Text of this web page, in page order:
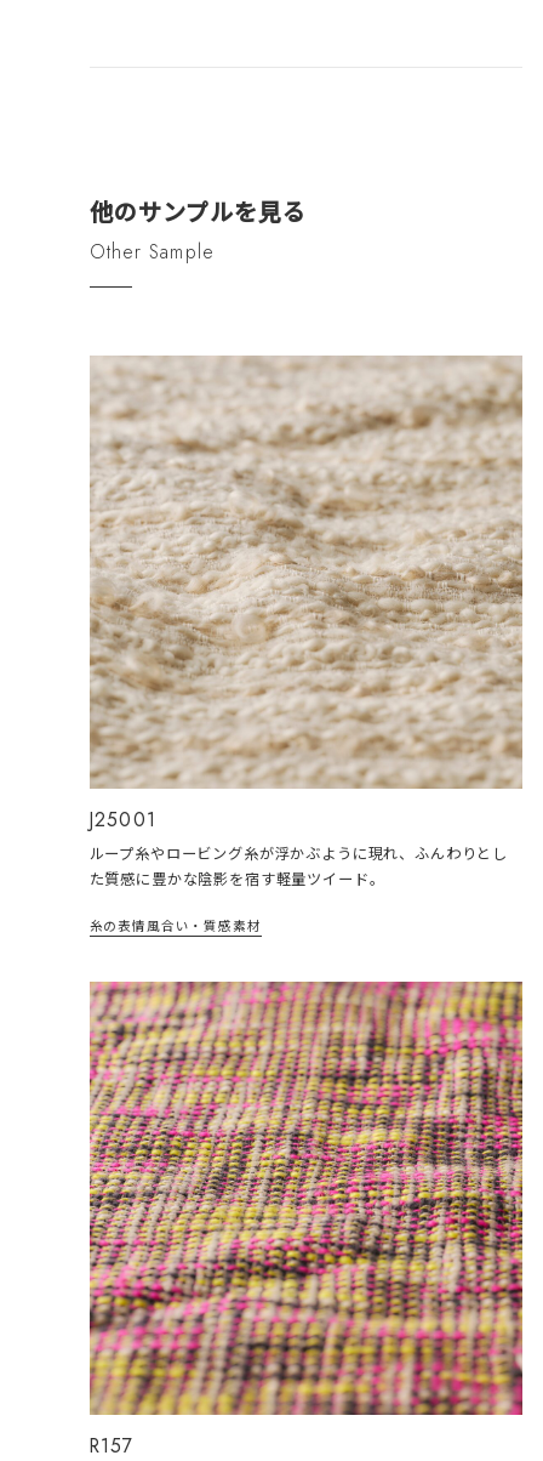
他のサンプルを見る
Other Sample
J25001
ループ糸やロービング糸が浮かぶように現れ、ふんわりとし
た質感に豊かな陰影を宿す軽量ツイード。
糸の表情 風合い・質感素材
R157